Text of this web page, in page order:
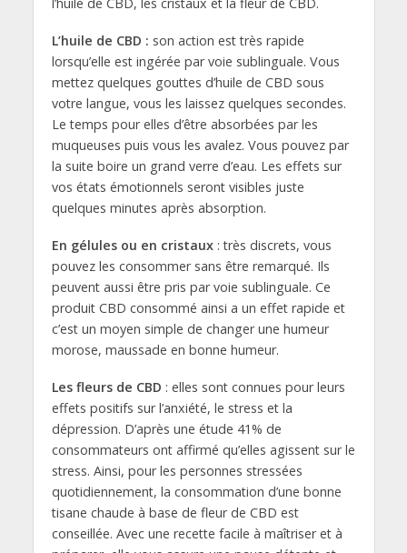
L’huile de CBD : son action est très rapide
lorsqu’elle est ingérée par voie sublinguale. Vous
mettez quelques gouttes d’huile de CBD sous
votre langue, vous les laissez quelques secondes.
Le temps pour elles d’être absorbées par les
muqueuses puis vous les avalez. Vous pouvez par
la suite boire un grand verre d’eau. Les effets sur
vos états émotionnels seront visibles juste
quelques minutes après absorption.
En gélules ou en cristaux: très discrets, vous
pouvez les consommer sans être remarqué. Ils
peuvent aussi être pris par voie sublinguale. Ce
produit CBD consommé ainsi a un effet rapide et
c’est un moyen simple de changer une humeur
morose, maussade en bonne humeur.
Les fleurs de CBD : elles sont connues pour leurs
effets positifs sur l’anxiété, le stress et la
dépression. D’après une étude 41% de
consommateurs ont affirmé qu’elles agissent sur le
stress. Ainsi, pour les personnes stressées
quotidiennement, la consommation d’une bonne
tisane chaude à base de fleur de CBD est
conseillée. Avec une recette facile à maîtriser et à